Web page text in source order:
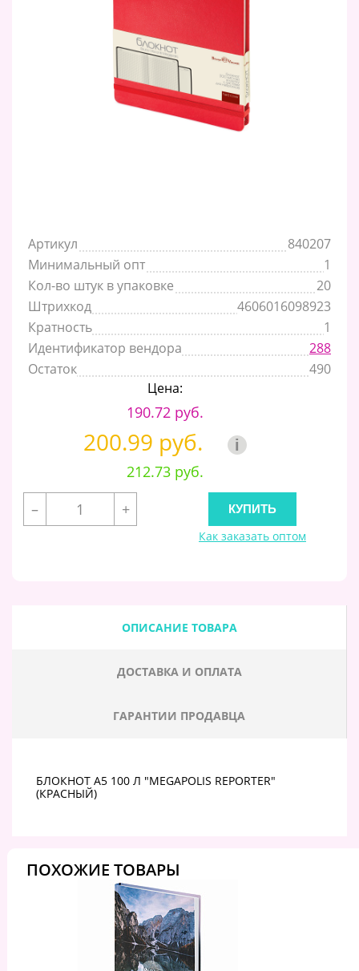
Артикул
840207
Минимальный опт
1
Кол-во штук в упаковке
20
Штрихкод
4606016098923
Кратность
1
Идентификатор вендора
288
Остаток
490
Цена:
190.72 руб.
200.99 руб. i
212.73 руб.
–
+
Как заказать оптом
ОПИСАНИЕ ТОВАРА
ДОСТАВКА И ОПЛАТА
ГАРАНТИИ ПРОДАВЦА
БЛОКНОТ А5 100 Л "MEGAPOLIS REPORTER"
(КРАСНЫЙ)
ПОХОЖИЕ ТОВАРЫ